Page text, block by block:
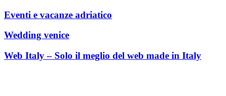
Eventi e vacanze adriatico
Wedding venice
Web Italy – Solo il meglio del web made in Italy